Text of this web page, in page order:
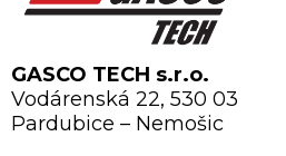
GASCO TECH s.r.o.
Vodárenská 22, 530 03
Pardubice – Nemošic